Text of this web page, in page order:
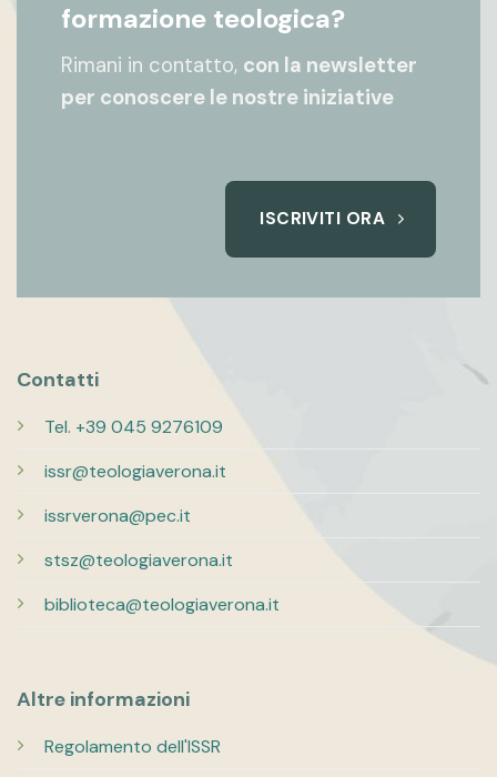
formazione teologica?
Rimani in contatto, con la newsletter
per conoscere le nostre iniziative
ISCRIVITI ORA
Contatti
Tel. +39 045 9276109
issr@teologiaverona.it
issrverona@pec.it
stsz@teologiaverona.it
biblioteca@teologiaverona.it
Altre informazioni
Regolamento dell'ISSR